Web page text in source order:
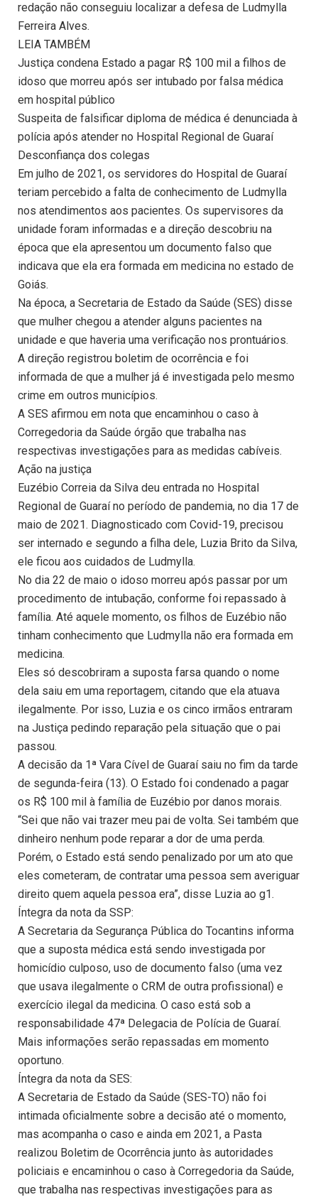
redação não conseguiu localizar a defesa de Ludmylla
Ferreira Alves.
LEIA TAMBÉM
Justiça condena Estado a pagar R$ 100 mil a filhos de
idoso que morreu após ser intubado por falsa médica
em hospital público
Suspeita de falsificar diploma de médica é denunciada à
polícia após atender no Hospital Regional de Guaraí
Desconfiança dos colegas
Em julho de 2021, os servidores do Hospital de Guaraí
teriam percebido a falta de conhecimento de Ludmylla
nos atendimentos aos pacientes. Os supervisores da
unidade foram informadas e a direção descobriu na
época que ela apresentou um documento falso que
indicava que ela era formada em medicina no estado de
Goiás.
Na época, a Secretaria de Estado da Saúde (SES) disse
que mulher chegou a atender alguns pacientes na
unidade e que haveria uma verificação nos prontuários.
A direção registrou boletim de ocorrência e foi
informada de que a mulher já é investigada pelo mesmo
crime em outros municípios.
A SES afirmou em nota que encaminhou o caso à
Corregedoria da Saúde órgão que trabalha nas
respectivas investigações para as medidas cabíveis.
Ação na justiça
Euzébio Correia da Silva deu entrada no Hospital
Regional de Guaraí no período de pandemia, no dia 17 de
maio de 2021. Diagnosticado com Covid-19, precisou
ser internado e segundo a filha dele, Luzia Brito da Silva,
ele ficou aos cuidados de Ludmylla.
No dia 22 de maio o idoso morreu após passar por um
procedimento de intubação, conforme foi repassado à
família. Até aquele momento, os filhos de Euzébio não
tinham conhecimento que Ludmylla não era formada em
medicina.
Eles só descobriram a suposta farsa quando o nome
dela saiu em uma reportagem, citando que ela atuava
ilegalmente. Por isso, Luzia e os cinco irmãos entraram
na Justiça pedindo reparação pela situação que o pai
passou.
A decisão da 1ª Vara Cível de Guaraí saiu no fim da tarde
de segunda-feira (13). O Estado foi condenado a pagar
os R$ 100 mil à família de Euzébio por danos morais.
“Sei que não vai trazer meu pai de volta. Sei também que
dinheiro nenhum pode reparar a dor de uma perda.
Porém, o Estado está sendo penalizado por um ato que
eles cometeram, de contratar uma pessoa sem averiguar
direito quem aquela pessoa era”, disse Luzia ao g1.
Íntegra da nota da SSP:
A Secretaria da Segurança Pública do Tocantins informa
que a suposta médica está sendo investigada por
homicídio culposo, uso de documento falso (uma vez
que usava ilegalmente o CRM de outra profissional) e
exercício ilegal da medicina. O caso está sob a
responsabilidade 47ª Delegacia de Polícia de Guaraí.
Mais informações serão repassadas em momento
oportuno.
Íntegra da nota da SES:
A Secretaria de Estado da Saúde (SES-TO) não foi
intimada oficialmente sobre a decisão até o momento,
mas acompanha o caso e ainda em 2021, a Pasta
realizou Boletim de Ocorrência junto às autoridades
policiais e encaminhou o caso à Corregedoria da Saúde,
que trabalha nas respectivas investigações para as